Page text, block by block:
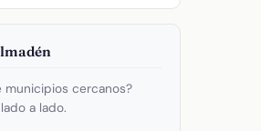
municipios cercanos?
a lado.